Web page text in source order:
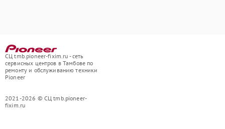
СЦ tmb.pioneer-fixim.ru - сеть
сервисных центров в Тамбове по
ремонту и обслуживанию техники
Pioneer
2021-2026 © СЦ tmb.pioneer-
fixim.ru